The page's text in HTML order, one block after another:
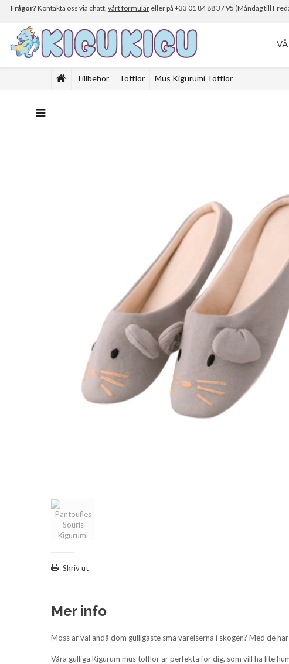
Frågor? Kontakta oss via chatt, vårt formulär eller på +33 01 84 88 37 95 (Måndag till
Tillbehör Tofflor Mus Kigurumi Tofflor
Skriv ut
Mer info
Möss är väl ändå dom gulligaste små varelserna i skogen? Med de
Våra gulliga Kigurum mus tofflor är perfekta för dig, som vill ha lite